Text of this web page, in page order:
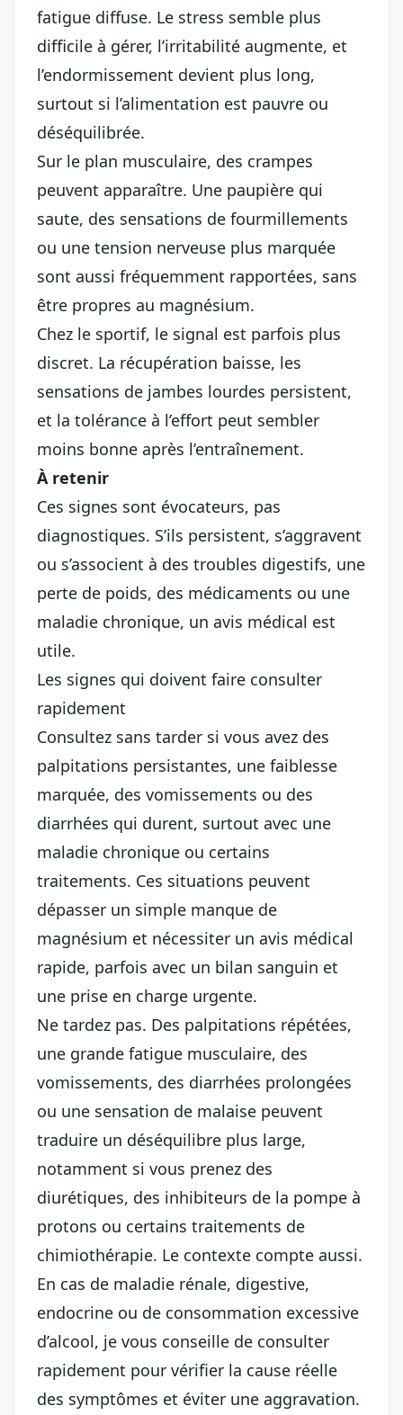
fatigue diffuse. Le stress semble plus
difficile à gérer, l’irritabilité augmente, et
l’endormissement devient plus long,
surtout si l’alimentation est pauvre ou
déséquilibrée.
Sur le plan musculaire, des crampes
peuvent apparaître. Une paupière qui
saute, des sensations de fourmillements
ou une tension nerveuse plus marquée
sont aussi fréquemment rapportées, sans
être propres au magnésium.
Chez le sportif, le signal est parfois plus
discret. La récupération baisse, les
sensations de jambes lourdes persistent,
et la tolérance à l’effort peut sembler
moins bonne après l’entraînement.
À retenir
Ces signes sont évocateurs, pas
diagnostiques. S’ils persistent, s’aggravent
ou s’associent à des troubles digestifs, une
perte de poids, des médicaments ou une
maladie chronique, un avis médical est
utile.
Les signes qui doivent faire consulter
rapidement
Consultez sans tarder si vous avez des
palpitations persistantes, une faiblesse
marquée, des vomissements ou des
diarrhées qui durent, surtout avec une
maladie chronique ou certains
traitements. Ces situations peuvent
dépasser un simple manque de
magnésium et nécessiter un avis médical
rapide, parfois avec un bilan sanguin et
une prise en charge urgente.
Ne tardez pas. Des palpitations répétées,
une grande fatigue musculaire, des
vomissements, des diarrhées prolongées
ou une sensation de malaise peuvent
traduire un déséquilibre plus large,
notamment si vous prenez des
diurétiques, des inhibiteurs de la pompe à
protons ou certains traitements de
chimiothérapie. Le contexte compte aussi.
En cas de maladie rénale, digestive,
endocrine ou de consommation excessive
d’alcool, je vous conseille de consulter
rapidement pour vérifier la cause réelle
des symptômes et éviter une aggravation.